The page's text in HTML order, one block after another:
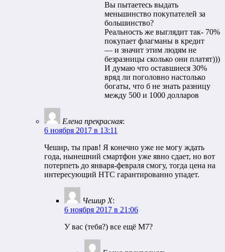
Вы пытаетесь выдать
меньшинство покупателей за
большинство?
Реальность же выглядит так- 70%
покупает флагманы в кредит
— и значит этим людям не
безразницы сколько они платят)))
И думаю что оставшиеся 30%
вряд ли поголовно настолько
богаты, что б не знать разницу
между 500 и 1000 долларов
Елена прекрасная:
6 ноября 2017 в 13:11
Чешир, ты прав! Я конечно уже не могу ждать
года, нынешний смартфон уже явно сдает, но вот
потерпеть до января-февраля смогу, тогда цена на
интересующий НТС гарантированно упадет.
Чешир Х:
6 ноября 2017 в 21:06
У вас (тебя?) все ещё М7?